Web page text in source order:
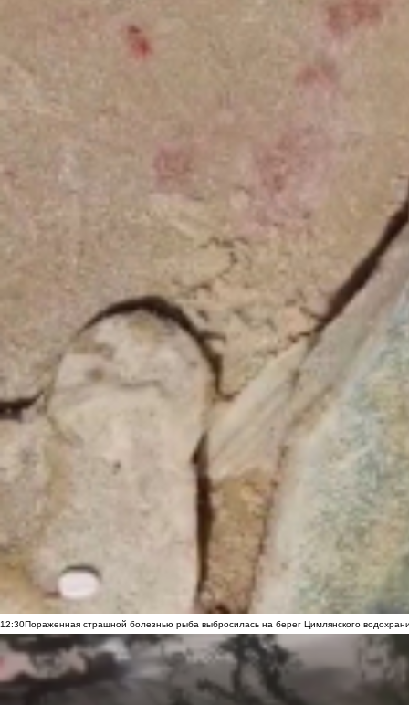
12:30Пораженная страшной болезнью рыба выбросилась на берег Цимлянского